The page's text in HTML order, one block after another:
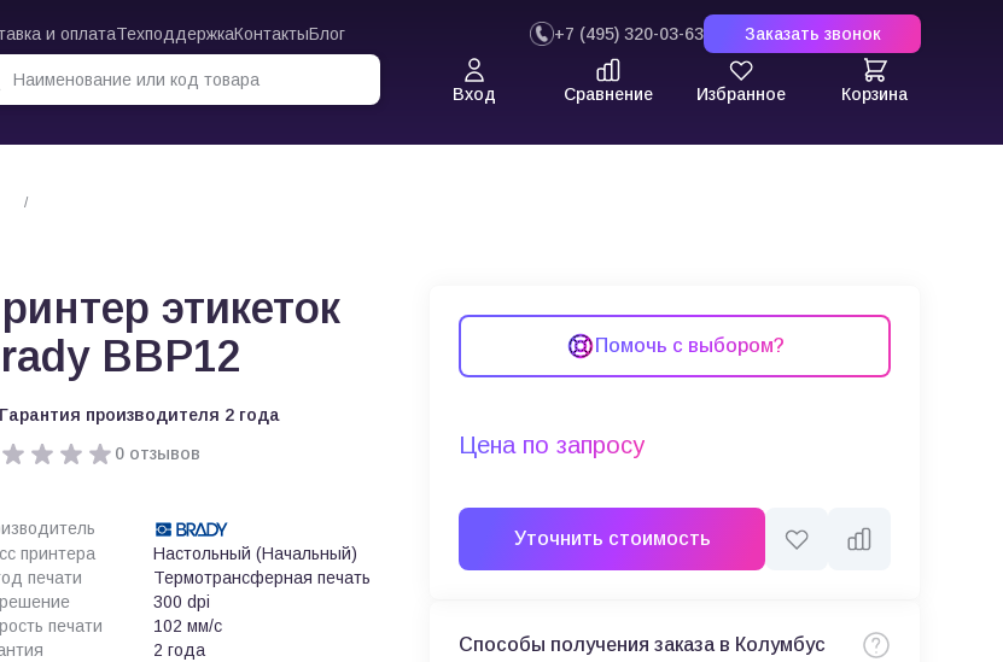
и оплатаТехподдержкаКонтактыБлог +7 (495) 320-03-63 Заказать звонок
Вход Сравнение Избранное Корзина
этикеток
BBP12
Гарантия производителя 2 года
0 отзывов
принтера
Настольный (Начальный)
печати
Термотрансферная печать
300 dpi
печати
102 мм/с
2 года
Помочь с выбором?
Цена по запросу
Уточнить стоимость
Способы получения заказа в Колумбус